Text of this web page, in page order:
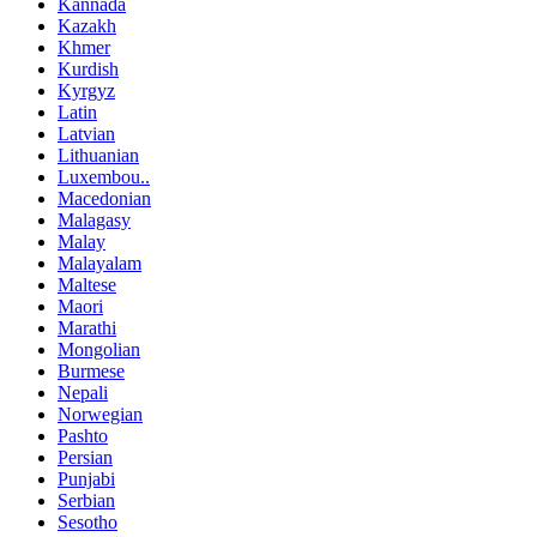
Kannada
Kazakh
Khmer
Kurdish
Kyrgyz
Latin
Latvian
Lithuanian
Luxembou..
Macedonian
Malagasy
Malay
Malayalam
Maltese
Maori
Marathi
Mongolian
Burmese
Nepali
Norwegian
Pashto
Persian
Punjabi
Serbian
Sesotho